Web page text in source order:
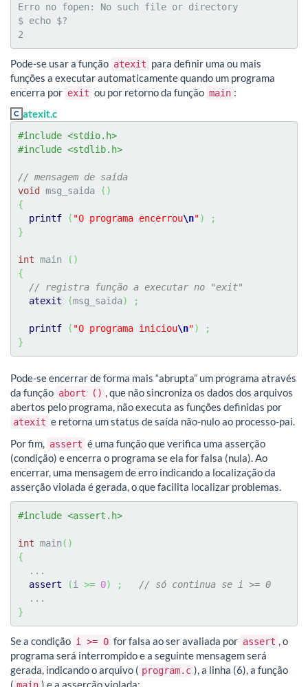
Erro no fopen: No such file or directory
$ echo $?
2
Pode-se usar a função atexit para definir uma ou mais
funções a executar automaticamente quando um programa
encerra por exit ou por retorno da função main :
atexit.c
#include <stdio.h>
#include <stdlib.h>
// mensagem de saída
void
msg_saida ( )
{
printf
( "O programa encerrou\n")
;
}
int main ( )
{
// registra função a executar no "exit"
atexit
(msg_saida) ;
printf ( "O programa iniciou\n")
;
}
Pode-se encerrar de forma mais “abrupta” um programa através
da função abort () , que não sincroniza os dados dos arquivos
abertos pelo programa, não executa as funções definidas por
atexit e retorna um status de saída não-nulo ao processo-pai.
Por fim, assert é uma função que verifica uma asserção
(condição) e encerra o programa se ela for falsa (nula). Ao
encerrar, uma mensagem de erro indicando a localização da
asserção violada é gerada, o que facilita localizar problemas.
#include <assert.h>
int main ( )
{
assert
(i >= 0) ;
// só continua se i >= 0
}
Se a condição i >= 0 for falsa ao ser avaliada por assert , o
programa será interrompido e a seguinte mensagem será
gerada, indicando o arquivo ( program.c ), a linha (6), a função
( main ) e a asserção violada: